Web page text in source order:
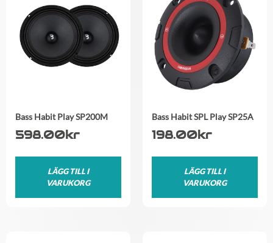
Bass Habit Play SP200M
598.00kr
LÄGG TILL I
VARUKORG
Bass Habit SPL Play SP25A
198.00kr
LÄGG TILL I
VARUKORG